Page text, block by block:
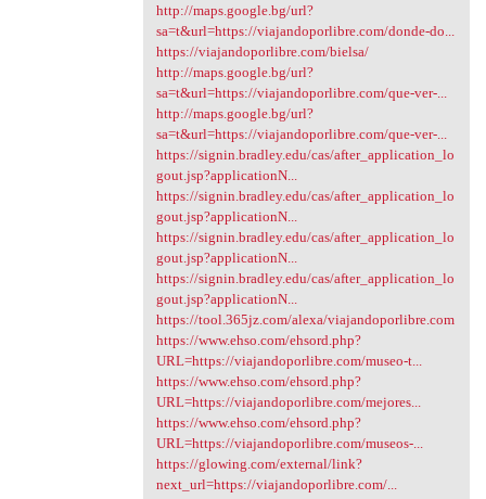
http://maps.google.bg/url?
sa=t&url=https://viajandoporlibre.com/donde-do...
https://viajandoporlibre.com/bielsa/
http://maps.google.bg/url?
sa=t&url=https://viajandoporlibre.com/que-ver-...
http://maps.google.bg/url?
sa=t&url=https://viajandoporlibre.com/que-ver-...
https://signin.bradley.edu/cas/after_application_lo
gout.jsp?applicationN...
https://signin.bradley.edu/cas/after_application_lo
gout.jsp?applicationN...
https://signin.bradley.edu/cas/after_application_lo
gout.jsp?applicationN...
https://signin.bradley.edu/cas/after_application_lo
gout.jsp?applicationN...
https://tool.365jz.com/alexa/viajandoporlibre.com
https://www.ehso.com/ehsord.php?
URL=https://viajandoporlibre.com/museo-t...
https://www.ehso.com/ehsord.php?
URL=https://viajandoporlibre.com/mejores...
https://www.ehso.com/ehsord.php?
URL=https://viajandoporlibre.com/museos-...
https://glowing.com/external/link?
next_url=https://viajandoporlibre.com/...